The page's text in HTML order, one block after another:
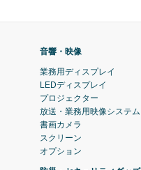
音響・映像
業務用ディスプレイ
LEDディスプレイ
プロジェクター
放送・業務用映像システム
書画カメラ
スクリーン
オプション